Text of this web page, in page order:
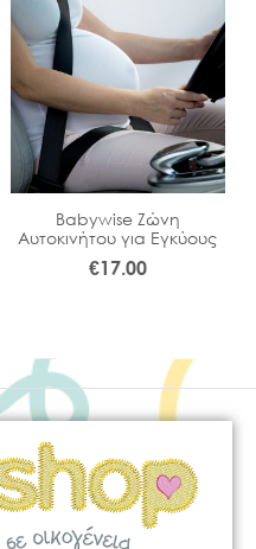
Babywise Ζώνη
Αυτοκινήτου για Εγκύους
€17.00